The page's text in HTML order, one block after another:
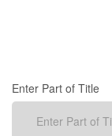
Enter Part of Title